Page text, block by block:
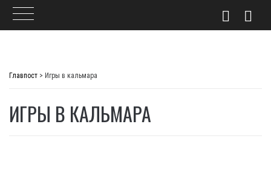
Главпост > Игры в кальмара
ИГРЫ В КАЛЬМАРА